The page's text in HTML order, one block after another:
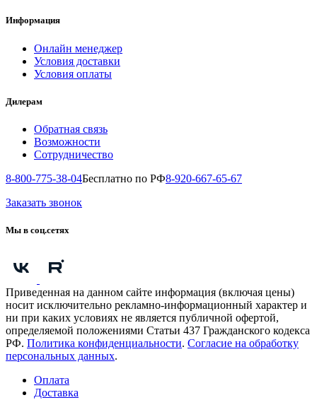
Информация
Онлайн менеджер
Условия доставки
Условия оплаты
Дилерам
Обратная связь
Возможности
Сотрудничество
8-800-775-38-04Бесплатно по РФ8-920-667-65-67
Заказать звонок
Мы в соц.сетях
Приведенная на данном сайте информация (включая цены)
носит исключительно рекламно-информационный характер и
ни при каких условиях не является публичной офертой,
определяемой положениями Статьи 437 Гражданского кодекса
РФ. Политика конфиденциальности. Согласие на обработку
персональных данных.
Оплата
Доставка